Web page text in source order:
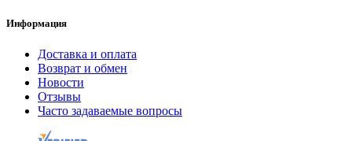
Информация
Доставка и оплата
Возврат и обмен
Новости
Отзывы
Часто задаваемые вопросы